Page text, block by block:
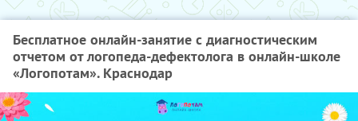
Бесплатное онлайн-занятие с диагностическим
отчетом от логопеда-дефектолога в онлайн-школе
«Логопотам». Краснодар